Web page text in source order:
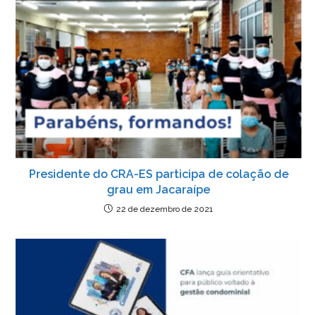
Presidente do CRA-ES participa de colação de
grau em Jacaraípe
22 de dezembro de 2021